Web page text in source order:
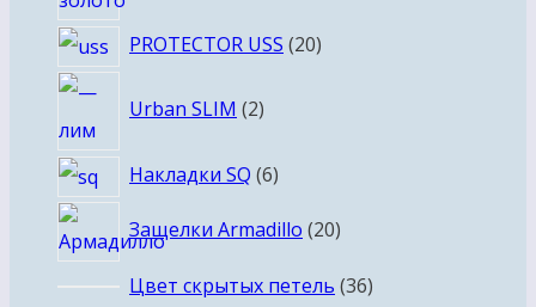
PROTECTOR USS 2020
Urban SLIM 2
товара
Накладки SQ 66
Защелки Armadillo 2020
Цвет скрытых петель 3636